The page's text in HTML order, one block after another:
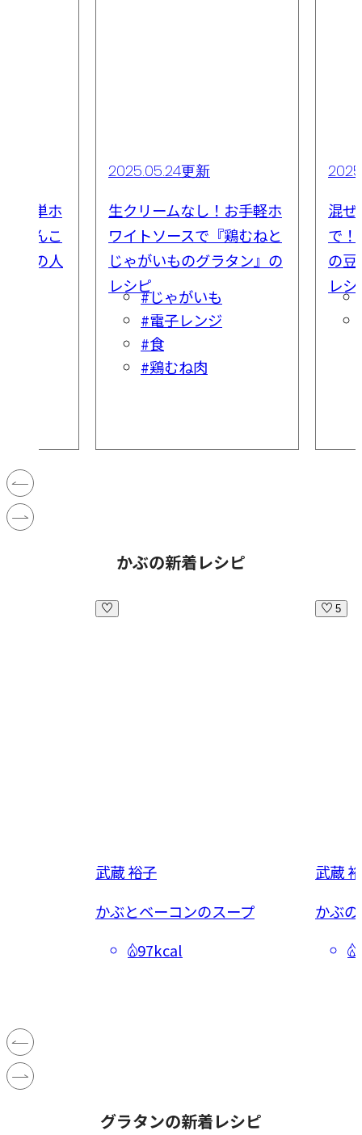
簡単ホ
れんこ
」の人
2025.05.24更新
生クリームなし！お手軽ホ
ワイトソースで『鶏むねと
じゃがいものグラタン』の
レシピ
#じゃがいも
#電子レンジ
#食
#鶏むね肉
混ぜ
で！
の豆
レシ
かぶの新着レシピ
武蔵 裕子
かぶとベーコンのスープ
97kcal
5
武蔵
かぶ
グラタンの新着レシピ